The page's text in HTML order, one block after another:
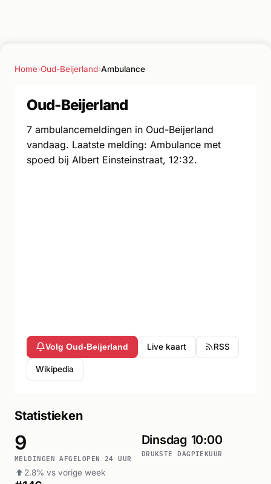
Home›Oud-Beijerland›Ambulance
Oud-Beijerland
7 ambulancemeldingen in Oud-Beijerland
vandaag. Laatste melding: Ambulance met
spoed bij Albert Einsteinstraat, 12:32.
Volg Oud-Beijerland Live kaart RSS
Wikipedia
Statistieken
9
MELDINGEN AFGELOPEN 24 UUR
2.8% vs vorige week
Dinsdag
DRUKSTE DAG
10:00
PIEKUUR